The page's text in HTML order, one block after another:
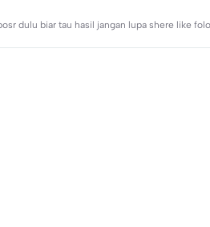
dulu biar tau hasil jangan lupa shere like